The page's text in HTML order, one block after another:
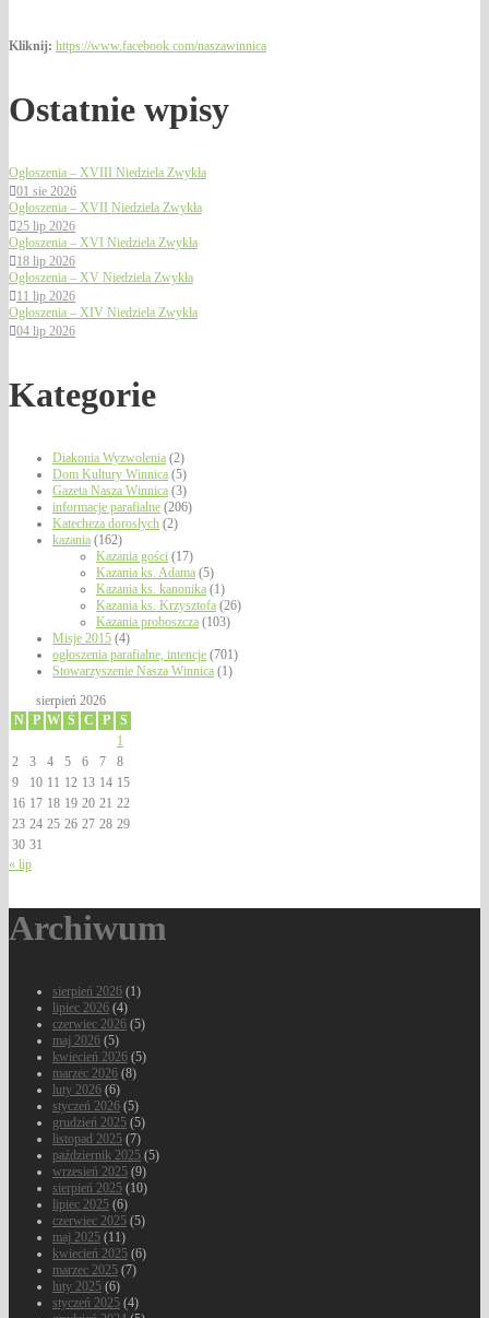
Kliknij: https://www.facebook.com/naszawinnica
Ostatnie wpisy
Ogłoszenia – XVIII Niedziela Zwykła
01 sie 2026
Ogłoszenia – XVII Niedziela Zwykła
25 lip 2026
Ogłoszenia – XVI Niedziela Zwykła
18 lip 2026
Ogłoszenia – XV Niedziela Zwykła
11 lip 2026
Ogłoszenia – XIV Niedziela Zwykła
04 lip 2026
Kategorie
Diakonia Wyzwolenia (2)
Dom Kultury Winnica (5)
Gazeta Nasza Winnica (3)
informacje parafialne (206)
Katecheza dorosłych (2)
kazania (162)
Kazania gości (17)
Kazania ks. Adama (5)
Kazania ks. kanonika (1)
Kazania ks. Krzysztofa (26)
Kazania proboszcza (103)
Misje 2015 (4)
ogłoszenia parafialne, intencje (701)
Stowarzyszenie Nasza Winnica (1)
sierpień 2026
N
P W Ś C P
S
1
2
3 4 5 6 7
8
9
10 11 12 13 14 15
16 17 18 19 20 21 22
23 24 25 26 27 28 29
30 31
« lip
Archiwum
sierpień 2026 (1)
lipiec 2026 (4)
czerwiec 2026 (5)
maj 2026 (5)
kwiecień 2026 (5)
marzec 2026 (8)
luty 2026 (6)
styczeń 2026 (5)
grudzień 2025 (5)
listopad 2025 (7)
październik 2025 (5)
wrzesień 2025 (9)
sierpień 2025 (10)
lipiec 2025 (6)
czerwiec 2025 (5)
maj 2025 (11)
kwiecień 2025 (6)
marzec 2025 (7)
luty 2025 (6)
styczeń 2025 (4)